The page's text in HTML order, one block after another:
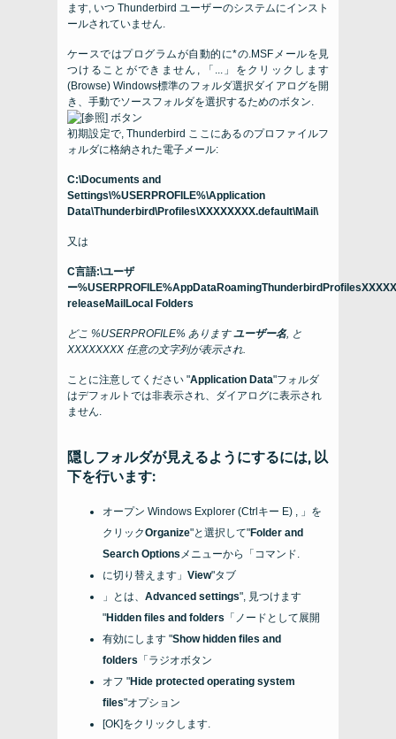
ます, いつThunderbird ユーザーのシステムにインスト
ールされていません.
ケースではプログラムが自動的に*の.MSFメ​​ールを見
つけることができません, 「...」をクリックします
(Browse) Windows標準のフォルダ選択ダイアログを開
き、手動でソースフォルダを選択するためのボタン.
初期設定で,Thunderbird ここにあるのプロファイルフ
ォルダに格納された電子メール:
C:\Documents and
Settings\%USERPROFILE%\Application
Data\Thunderbird\Profiles\XXXXXXXX.default\Mail\
又は
C言語:\ユーザ
ー
releaseMailLocal Folders
どこ %USERPROFILE% ありますユーザー名, と
XXXXXXXX 任意の文字列が表示され.
ことに注意してください "Application Data"フォルダ
はデフォルトでは非表示され、ダイアログに表示され
ません.
隠しフォルダが見えるようにするには, 以
下を行います:
オープン Windows Explorer (Ctrlキー E) , 」を
クリックOrganize"と選択して"Folder and
Search Options メニューから「コマンド.
に切り替えます」 View"タブ
」とは、 Advanced settings", 見つけます
"Hidden files and folders 「ノードとして展開
有効にします "Show hidden files and
folders 「ラジオボタン
オフ "Hide protected operating system
files"オプション
[OK]をクリックします.